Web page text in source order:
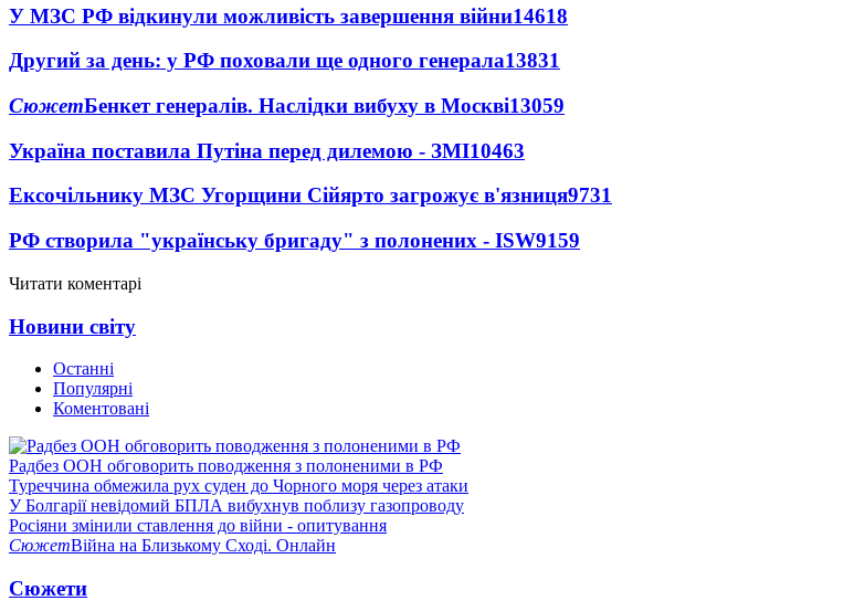
У МЗС РФ відкинули можливість завершення війни14618
Другий за день: у РФ поховали ще одного генерала13831
СюжетБенкет генералів. Наслідки вибуху в Москві13059
Україна поставила Путіна перед дилемою - ЗМІ10463
Ексочільнику МЗС Угорщини Сійярто загрожує в'язниця9731
РФ створила "українську бригаду" з полонених - ISW9159
Читати коментарі
Новини світу
Останні
Популярні
Коментовані
Радбез ООН обговорить поводження з полоненими в РФ
Туреччина обмежила рух суден до Чорного моря через атаки
У Болгарії невідомий БПЛА вибухнув поблизу газопроводу
Росіяни змінили ставлення до війни - опитування
СюжетВійна на Близькому Сході. Онлайн
Сюжети